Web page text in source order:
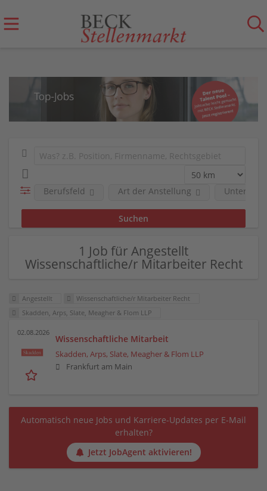
Berufsfeld Art der Anstellung
1 Job für Angestellt
Wissenschaftliche/r Mitarbeiter Recht
Angestellt
Wissenschaftliche/r Mitarbeiter Recht
Skadden, Arps, Slate, Meagher & Flom LLP
02.08.2026
Wissenschaftliche Mitarbeit
Skadden, Arps, Slate, Meagher & Flom LLP
Frankfurt am Main
Automatisch neue Jobs und Karriere-Updates per E-Mail
erhalten?
Jetzt JobAgent aktivieren!